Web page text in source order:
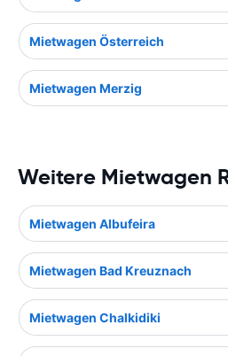
Mietwagen Österreich
Mietwagen Merzig
Weitere Mietwagen
Mietwagen Albufeira
Mietwagen Bad Kreuznach
Mietwagen Chalkidiki